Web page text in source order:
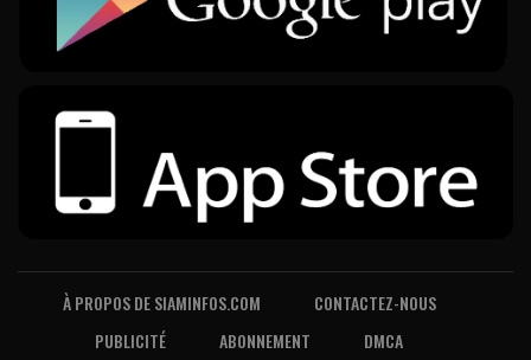
À PROPOS DE SIAMINFOS.COM
CONTACTEZ-NOUS
PUBLICITÉ
ABONNEMENT DMCA